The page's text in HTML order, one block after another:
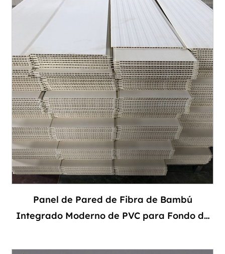
Panel de Pared de Fibra de Bambú
Integrado Moderno de PVC para Fondo de
Interior, Uso en Hoteles